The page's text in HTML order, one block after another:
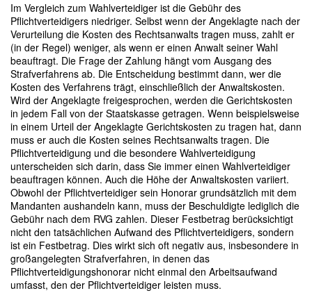
Im Vergleich zum Wahlverteidiger ist die Gebühr des
Pflichtverteidigers niedriger. Selbst wenn der Angeklagte nach der
Verurteilung die Kosten des Rechtsanwalts tragen muss, zahlt er
(in der Regel) weniger, als wenn er einen Anwalt seiner Wahl
beauftragt. Die Frage der Zahlung hängt vom Ausgang des
Strafverfahrens ab. Die Entscheidung bestimmt dann, wer die
Kosten des Verfahrens trägt, einschließlich der Anwaltskosten.
Wird der Angeklagte freigesprochen, werden die Gerichtskosten
in jedem Fall von der Staatskasse getragen. Wenn beispielsweise
in einem Urteil der Angeklagte Gerichtskosten zu tragen hat, dann
muss er auch die Kosten seines Rechtsanwalts tragen. Die
Pflichtverteidigung und die besondere Wahlverteidigung
unterscheiden sich darin, dass Sie immer einen Wahlverteidiger
beauftragen können. Auch die Höhe der Anwaltskosten variiert.
Obwohl der Pflichtverteidiger sein Honorar grundsätzlich mit dem
Mandanten aushandeln kann, muss der Beschuldigte lediglich die
Gebühr nach dem RVG zahlen. Dieser Festbetrag berücksichtigt
nicht den tatsächlichen Aufwand des Pflichtverteidigers, sondern
ist ein Festbetrag. Dies wirkt sich oft negativ aus, insbesondere in
großangelegten Strafverfahren, in denen das
Pflichtverteidigungshonorar nicht einmal den Arbeitsaufwand
umfasst, den der Pflichtverteidiger leisten muss.